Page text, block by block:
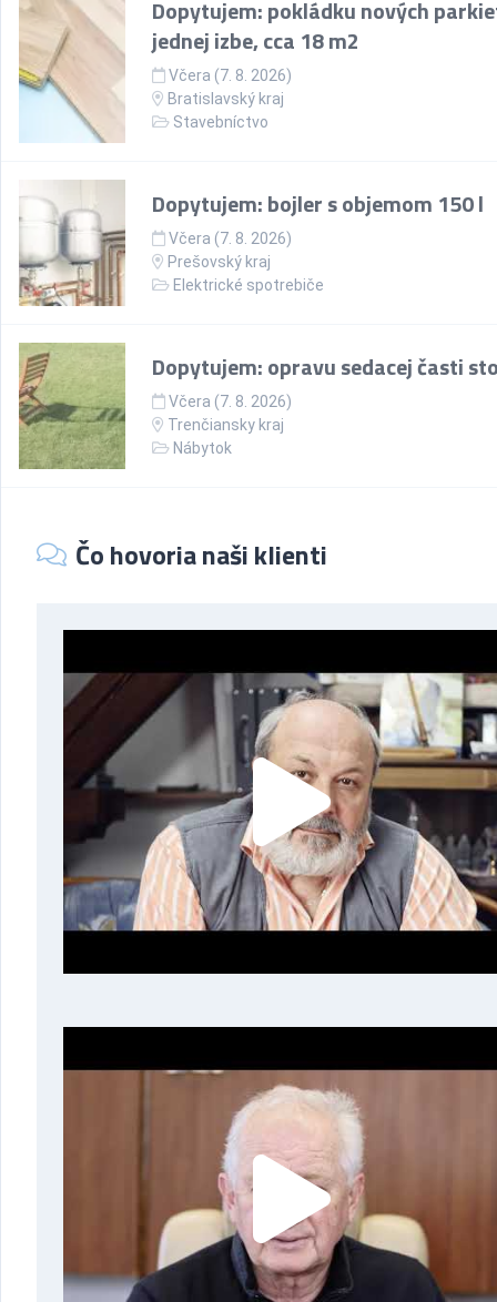
Dopytujem: pokládku nových
jednej izbe, cca 18 m2
Včera (7. 8. 2026)
Bratislavský kraj
Stavebníctvo
Dopytujem: bojler s objemom 150 l
Včera (7. 8. 2026)
Prešovský kraj
Elektrické spotrebiče
Dopytujem: opravu sedacej časti
Včera (7. 8. 2026)
Trenčiansky kraj
Nábytok
Čo hovoria naši klienti